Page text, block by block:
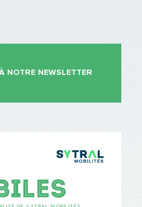
NOTRE NEWSLETTER